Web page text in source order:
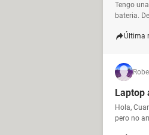
Tengo
bateria.
Última
Laptop
Hola,
pero no